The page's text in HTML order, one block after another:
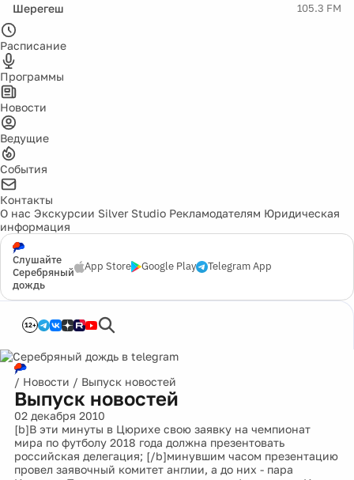
Шерегеш 105.3 FM
Расписание
Программы
Новости
Ведущие
События
Контакты
О нас Экскурсии Silver Studio Рекламодателям Юридическая
информация
Слушайте
Серебряный
дождь
App Store Google Play Telegram App
12+
/ Новости / Выпуск новостей
Выпуск новостей
02 декабря 2010
[b]В эти минуты в Цюрихе свою заявку на чемпионат
мира по футболу 2018 года должна презентовать
российская делегация; [/b]минувшим часом презентацию
провел заявочный комитет англии, а до них - пара